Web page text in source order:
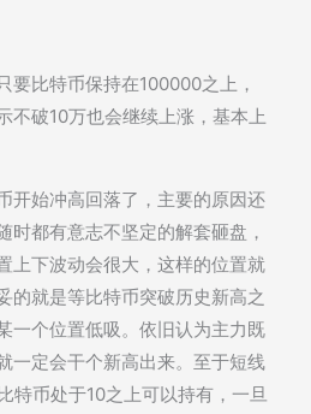
要比特币保持在100000之上，
不破10万也会继续上涨，基本上
开始冲高回落了，主要的原因还
时都有意志不坚定的解套砸盘，
上下波动会很大，这样的位置就
的就是等比特币突破历史新高之
一个位置低吸。依旧认为主力既
一定会干个新高出来。至于短线
特币处于10之上可以持有，一旦